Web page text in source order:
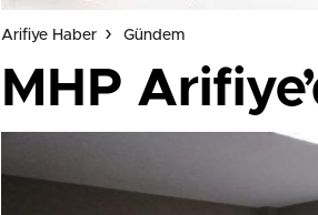
Arifiye Haber Gündem
MHP